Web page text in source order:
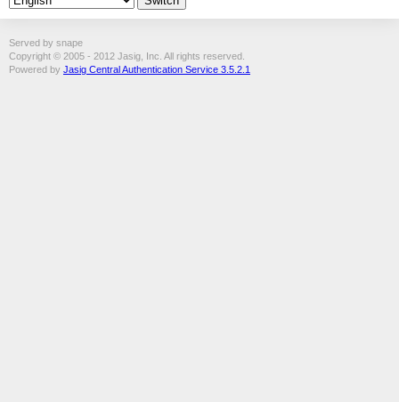
Served by snape
Copyright © 2005 - 2012 Jasig, Inc. All rights reserved.
Powered by Jasig Central Authentication Service 3.5.2.1